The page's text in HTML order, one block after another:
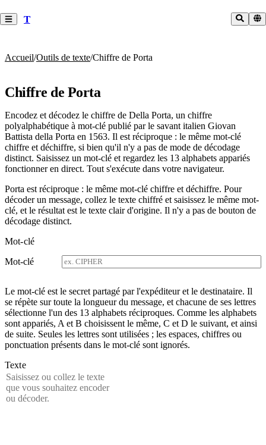
T
Accueil/Outils de texte/Chiffre de Porta
Chiffre de Porta
Encodez et décodez le chiffre de Della Porta, un chiffre
polyalphabétique à mot-clé publié par le savant italien Giovan
Battista della Porta en 1563. Il est réciproque : le même mot-clé
chiffre et déchiffre, si bien qu'il n'y a pas de mode de décodage
distinct. Saisissez un mot-clé et regardez les 13 alphabets appariés
fonctionner en direct. Tout s'exécute dans votre navigateur.
Porta est réciproque : le même mot-clé chiffre et déchiffre. Pour
décoder un message, collez le texte chiffré et saisissez le même mot-
clé, et le résultat est le texte clair d'origine. Il n'y a pas de bouton de
décodage distinct.
Mot-clé
Mot-clé
Le mot-clé est le secret partagé par l'expéditeur et le destinataire. Il
se répète sur toute la longueur du message, et chacune de ses lettres
sélectionne l'un des 13 alphabets réciproques. Comme les alphabets
sont appariés, A et B choisissent le même, C et D le suivant, et ainsi
de suite. Seules les lettres sont utilisées ; les espaces, chiffres ou
ponctuation présents dans le mot-clé sont ignorés.
Texte